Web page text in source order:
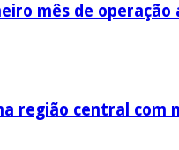
mês de
região central com